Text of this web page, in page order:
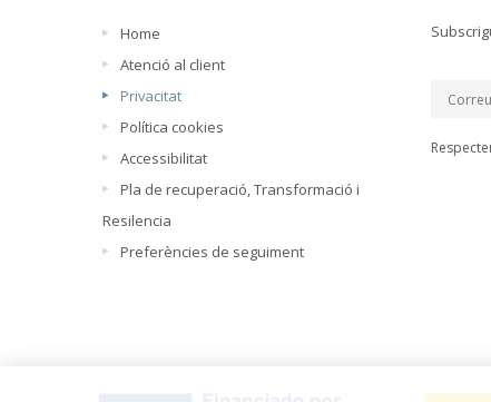
Home
Atenció al client
Privacitat
Política cookies
Accessibilitat
Pla de recuperació, Transformació i
Resilencia
Preferències de seguiment